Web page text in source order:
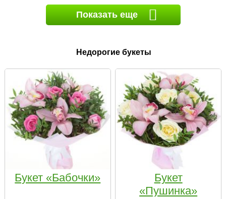
Показать еще
Недорогие букеты
Букет «Бабочки»
Букет
«Пушинка»